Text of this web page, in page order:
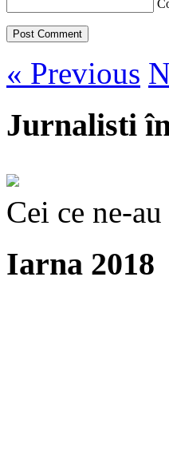
« Previous
Jurnalisti
Cei ce ne-
Iarna 2018